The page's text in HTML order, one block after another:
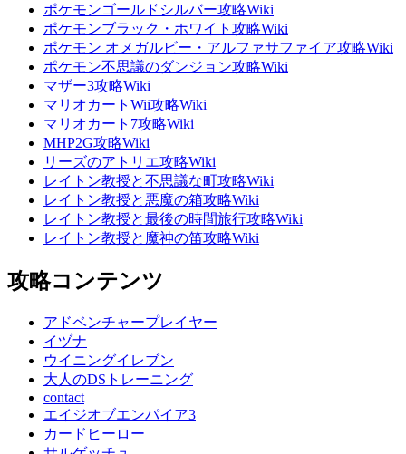
ポケモンゴールドシルバー攻略Wiki
ポケモンブラック・ホワイト攻略Wiki
ポケモン オメガルビー・アルファサファイア攻略Wiki
ポケモン不思議のダンジョン攻略Wiki
マザー3攻略Wiki
マリオカートWii攻略Wiki
マリオカート7攻略Wiki
MHP2G攻略Wiki
リーズのアトリエ攻略Wiki
レイトン教授と不思議な町攻略Wiki
レイトン教授と悪魔の箱攻略Wiki
レイトン教授と最後の時間旅行攻略Wiki
レイトン教授と魔神の笛攻略Wiki
攻略コンテンツ
アドベンチャープレイヤー
イヅナ
ウイニングイレブン
大人のDSトレーニング
contact
エイジオブエンパイア3
カードヒーロー